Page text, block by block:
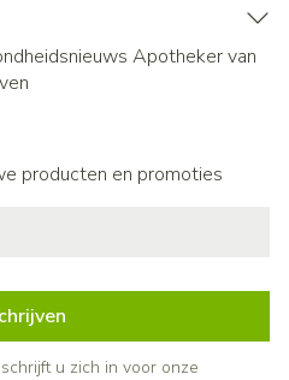
Apotheker van
producten en promoties
u zich in voor onze